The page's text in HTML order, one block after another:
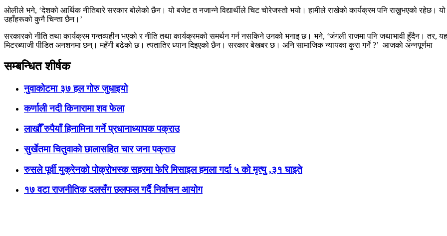
ओलीले भने, ‘देशको आर्थिक नीतिबारे सरकार बोलेको छैन। यो बजेट त नजान्ने विद्यार्थीले चिट चोरेजस्तो भयो। हामीले राखेको कार्यक्रम पनि राख्नुभएको रहेछ।
उहाँहरूको कुनै चिन्ता छैन।’
सरकारको नीति तथा कार्यक्रम गन्तव्यहीन भएको र नीति तथा कार्यक्रमको समर्थन गर्न नसकिने उनको भनाइ छ। भने, ‘जंगली राजमा पनि जथाभावी हुँदैन। तर,
मिटरब्याजी पीडित अनशनमा छन्। महँगी बढेको छ। त्यतातिर ध्यान दिइएको छैन। सरकार बेखबर छ। अनि सामाजिक न्यायका कुरा गर्ने ?’ आजकाे अन्नपूर्णमा
सम्बन्धित शीर्षक
नुवाकोटमा ३७ हल गोरु जुधाइयो
कर्णाली नदी किनारामा शव फेला
लाखौँ रुपैयाँ हिनामिना गर्ने प्रधानाध्यापक पक्राउ
सुर्खेतमा चितुवाकाे छालासहित चार जना पक्राउ
रुसले पूर्वी युक्रेनको पोक्रोभस्क सहरमा फेरि मिसाइल हमला गर्दा ५ काे मृत्यु ,३१ घाइते
१७ वटा राजनीतिक दलसँग छलफल गर्दै निर्वाचन आयोग